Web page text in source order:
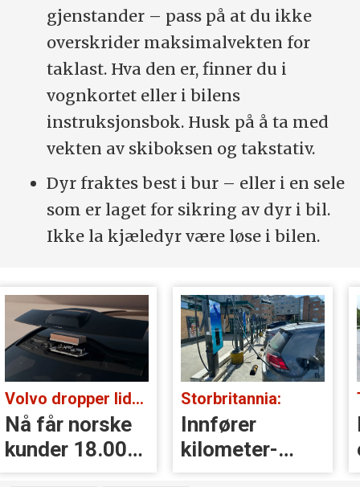
gjenstander – pass på at du ikke
overskrider maksimalvekten for
taklast. Hva den er, finner du i
vognkortet eller i bilens
instruksjonsbok. Husk på å ta med
vekten av skiboksen og takstativ.
Dyr fraktes best i bur – eller i en sele
som er laget for sikring av dyr i bil.
Ikke la kjæledyr være løse i bilen.
Volvo dropper lidar for godt:
Nå får norske
kunder 18.000
kr i erstatning
Storbritannia:
Innfører
kilometer­
avgift for